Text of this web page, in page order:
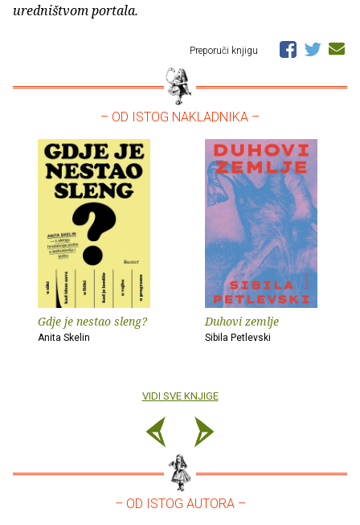
uredništvom portala.
Preporuči knjigu
– OD ISTOG NAKLADNIKA –
Gdje je nestao sleng?
Anita Skelin
Duhovi zemlje
Sibila Petlevski
VIDI SVE KNJIGE
– OD ISTOG AUTORA –